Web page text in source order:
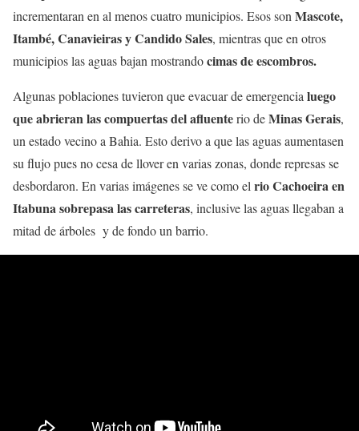
incrementaran en al menos cuatro municipios. Esos son Mascote,
Itambé, Canavieiras y Candido Sales, mientras que en otros
municipios las aguas bajan mostrandocimas de escombros.
Algunas poblaciones tuvieron que evacuar de emergencia luego
que abrieran las compuertas del afluenterio deMinas Gerais,
un estado vecino a Bahia. Esto derivo a que las aguas aumentasen
su flujo pues no cesa de llover en varias zonas, donde represas se
desbordaron. En varias imágenes se ve como el rio Cachoeira en
Itabuna sobrepasa las carreteras, inclusive las aguas llegaban a
mitad de árboles y de fondo un barrio.